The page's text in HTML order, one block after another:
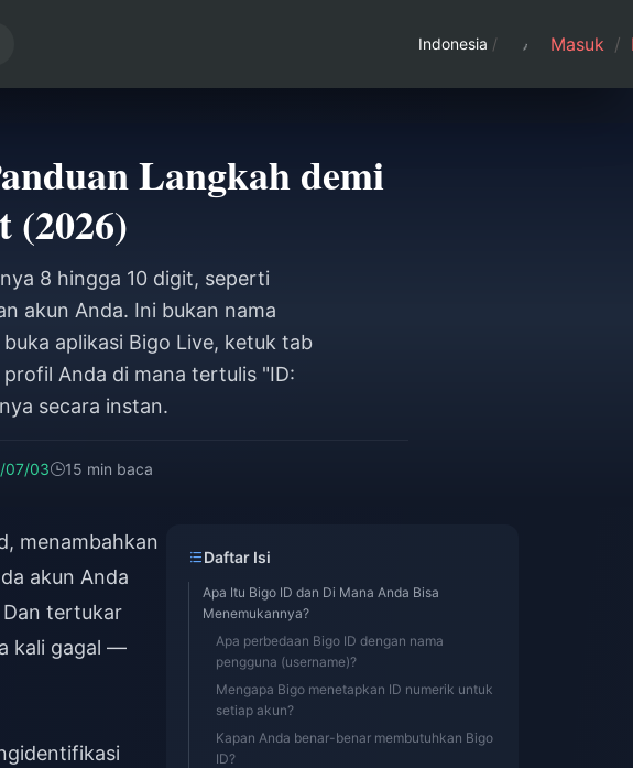
Indonesia / Masuk /
Langkah demi
(2026)
8 hingga 10 digit, seperti
akun Anda. Ini bukan nama
aplikasi Bigo Live, ketuk tab
Anda di mana tertulis "ID:
secara instan.
07/03 15 min baca
menambahkan
akun Anda
Dan tertukar
kali gagal —
Daftar Isi
Apa Itu Bigo ID dan Di Mana Anda Bisa
Menemukannya?
Apa perbedaan Bigo ID dengan nama
pengguna (username)?
Mengapa Bigo menetapkan ID numerik untuk
setiap akun?
Kapan Anda benar-benar membutuhkan Bigo
ID?